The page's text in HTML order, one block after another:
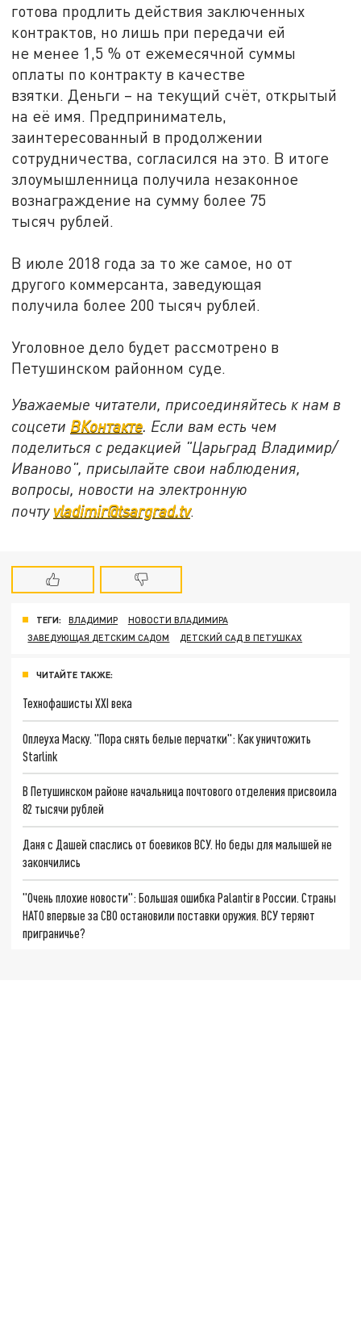
готова продлить действия заключенных
контрактов, но лишь при передачи ей
не менее 1,5 % от ежемесячной суммы
оплаты по контракту в качестве
взятки. Деньги – на текущий счёт, открытый
на её имя. Предприниматель,
заинтересованный в продолжении
сотрудничества, согласился на это. В итоге
злоумышленница получила незаконное
вознаграждение на сумму более 75
тысяч рублей.
В июле 2018 года за то же самое, но от
другого коммерсанта, заведующая
получила более 200 тысяч рублей.
Уголовное дело будет рассмотрено в
Петушинском районном суде.
Уважаемые читатели, присоединяйтесь к нам в
соцсети ВКонтакте. Если вам есть чем
поделиться с редакцией "Царьград Владимир/
Иваново", присылайте свои наблюдения,
вопросы, новости на электронную
почту vladimir@tsargrad.tv.
ТЕГИ: ВЛАДИМИР
НОВОСТИ ВЛАДИМИРА
ЗАВЕДУЮЩАЯ ДЕТСКИМ САДОМ
ДЕТСКИЙ САД В ПЕТУШКАХ
ЧИТАЙТЕ ТАКЖЕ:
Технофашисты XXI века
Оплеуха Маску. "Пора снять белые перчатки": Как уничтожить
Starlink
В Петушинском районе начальница почтового отделения присвоила
82 тысячи рублей
Даня с Дашей спаслись от боевиков ВСУ. Но беды для малышей не
закончились
"Очень плохие новости": Большая ошибка Palantir в России. Страны
НАТО впервые за СВО остановили поставки оружия. ВСУ теряют
приграничье?